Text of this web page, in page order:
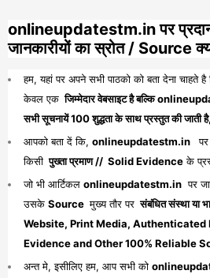
onlineupdatestm.in पर प्रदान
जानकारीयों का स्रोत / Source
हम, यहां पर अपने सभी पाठको को बता देना चाहते है
केवल एक जिम्मेदार वेबसाइट है बल्कि
सभी सूचनायें 100 शुद्धता के साथ प्रस्तुत की जाती है,
आपको बता दें कि, onlineupdatestm.in
किसी पुख्ता प्रमाण // Solid Evidenceके
जो भी आर्टिकल onlineupdatestm.in पर
उसके Source मुख्य तौर पर संबंधित संस्था या
Website, Print Media, Authenticated
Evidence and Other 100% Reliable
अन्त मे, इसीलिए हम, आप सभी को